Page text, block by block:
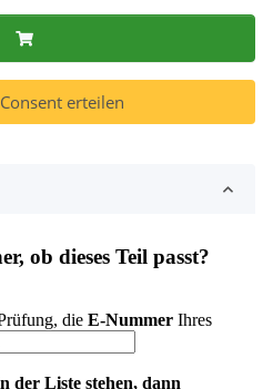
Consent erteilen